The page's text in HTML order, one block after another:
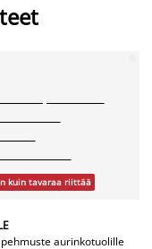
kuin tavaraa riittää
aurinkotuolille